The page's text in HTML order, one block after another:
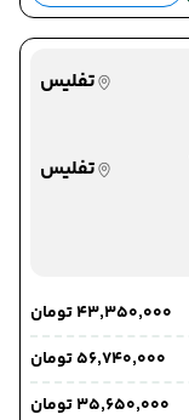
تفلیس
تفلیس
۴۳٬۳۵۰٬۰۰۰ تومان
۵۶٬۷۴۰٬۰۰۰ تومان
۳۵٬۶۵۰٬۰۰۰ تومان